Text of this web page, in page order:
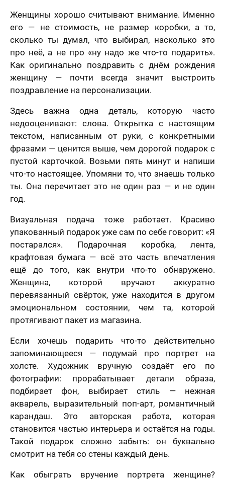
Женщины хорошо считывают внимание. Именно
его — не стоимость, не размер коробки, а то,
сколько ты думал, что выбирал, насколько это
про неё, а не про «ну надо же что-то подарить».
Как оригинально поздравить с днём рождения
женщину — почти всегда значит выстроить
поздравление на персонализации.
Здесь важна одна деталь, которую часто
недооценивают: слова. Открытка с настоящим
текстом, написанным от руки, с конкретными
фразами — ценится выше, чем дорогой подарок с
пустой карточкой. Возьми пять минут и напиши
что-то настоящее. Упомяни то, что знаешь только
ты. Она перечитает это не один раз — и не один
год.
Визуальная подача тоже работает. Красиво
упакованный подарок уже сам по себе говорит: «Я
постарался». Подарочная коробка, лента,
крафтовая бумага — всё это часть впечатления
ещё до того, как внутри что-то обнаружено.
Женщина, которой вручают аккуратно
перевязанный свёрток, уже находится в другом
эмоциональном состоянии, чем та, которой
протягивают пакет из магазина.
Если хочешь подарить что-то действительно
запоминающееся — подумай про портрет на
холсте. Художник вручную создаёт его по
фотографии: прорабатывает детали образа,
подбирает фон, выбирает стиль — нежная
акварель, выразительный поп-арт, романтичный
карандаш. Это авторская работа, которая
становится частью интерьера и остаётся на годы.
Такой подарок сложно забыть: он буквально
смотрит на тебя со стены каждый день.
Как обыграть вручение портрета женщине?